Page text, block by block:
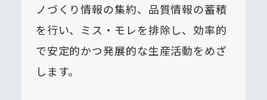
ノづくり情報の集約、品質情報の蓄積
を行い、ミス・モレを排除し、効率的
で安定的かつ発展的な生産活動をめざ
します。